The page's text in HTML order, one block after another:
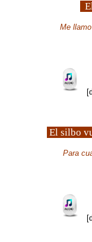
Me
El silbo
Para